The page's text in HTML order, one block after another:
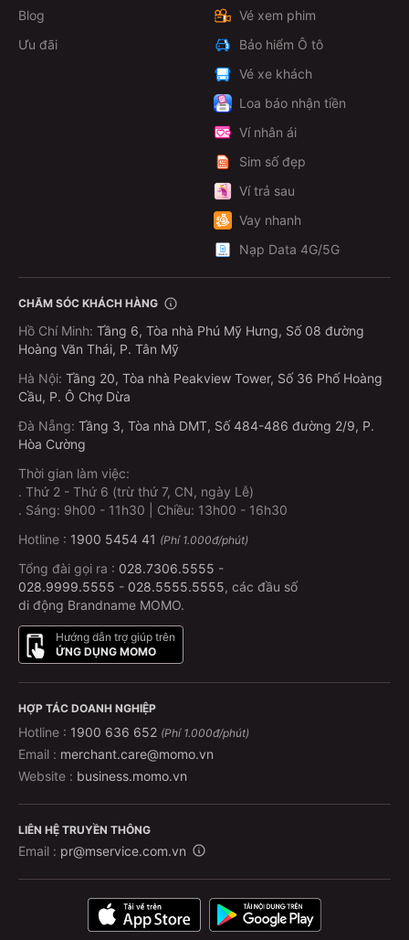
Blog
Ưu đãi
Vé xem phim
Bảo hiểm Ô tô
Vé xe khách
Loa báo nhận tiền
Ví nhân ái
Sim số đẹp
Ví trả sau
Vay nhanh
Nạp Data 4G/5G
CHĂM SÓC KHÁCH HÀNG
Hồ Chí Minh: Tầng 6, Tòa nhà Phú Mỹ Hưng, Số 08 đường
Hoàng Văn Thái, P. Tân Mỹ
Hà Nội: Tầng 20, Tòa nhà Peakview Tower, Số 36 Phố Hoàng
Cầu, P. Ô Chợ Dừa
Đà Nẵng: Tầng 3, Tòa nhà DMT, Số 484-486 đường 2/9, P.
Hòa Cường
Thời gian làm việc:
. Thứ 2 - Thứ 6 (trừ thứ 7, CN, ngày Lễ)
. Sáng: 9h00 - 11h30 | Chiều: 13h00 - 16h30
Hotline : 1900 5454 41 (Phí 1.000đ/phút)
Tổng đài gọi ra : 028.7306.5555 -
028.9999.5555 - 028.5555.5555, các đầu số
di động Brandname MOMO.
Hướng dẫn trợ giúp trên
ỨNG DỤNG MOMO
HỢP TÁC DOANH NGHIỆP
Hotline : 1900 636 652 (Phí 1.000đ/phút)
Email : merchant.care@momo.vn
Website : business.momo.vn
LIÊN HỆ TRUYỀN THÔNG
Email : pr@mservice.com.vn